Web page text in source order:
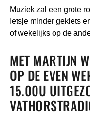
Muziek zal een grote
Ietsje minder geklets
of wekelijks op de
MET MARTIJN
OP DE EVEN
15.00U